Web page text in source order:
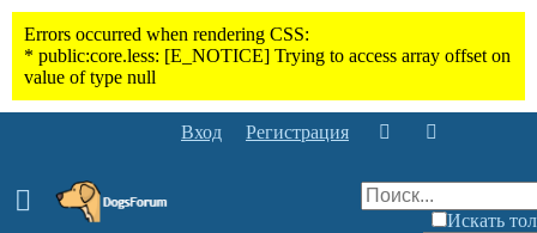
Вход Регистрация
Искать